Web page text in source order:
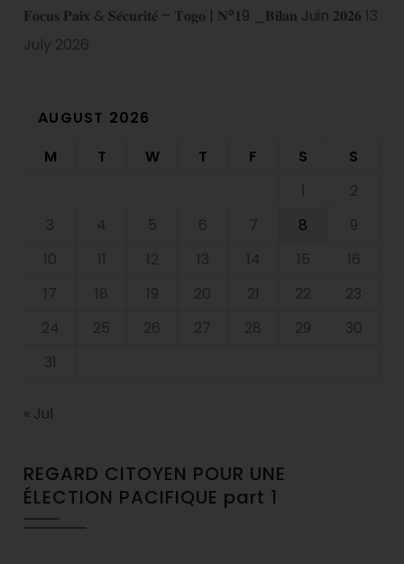
𝐅𝐨𝐜𝐮𝐬 𝐏𝐚𝐢𝐱 & 𝐒𝐞́𝐜𝐮𝐫𝐢𝐭𝐞́ – 𝐓𝐨𝐠𝐨 | 𝐍°𝟏9 _𝐁𝐢𝐥𝐚𝐧 Juin 𝟐𝟎𝟐𝟔 13
July 2026
AUGUST 2026
M
T W T F S
S
1
2
3
4 5 6 7 8
9
10
11 12 13 14 15
16
17
18 19 20 21 22
23
24
25 26 27 28 29
30
31
« Jul
REGARD CITOYEN POUR UNE
ÉLECTION PACIFIQUE part 1